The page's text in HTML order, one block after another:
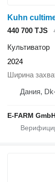
Kuhn
440 700 TJS
Культиватор
2024
Ширина
Дания,
E-FARM